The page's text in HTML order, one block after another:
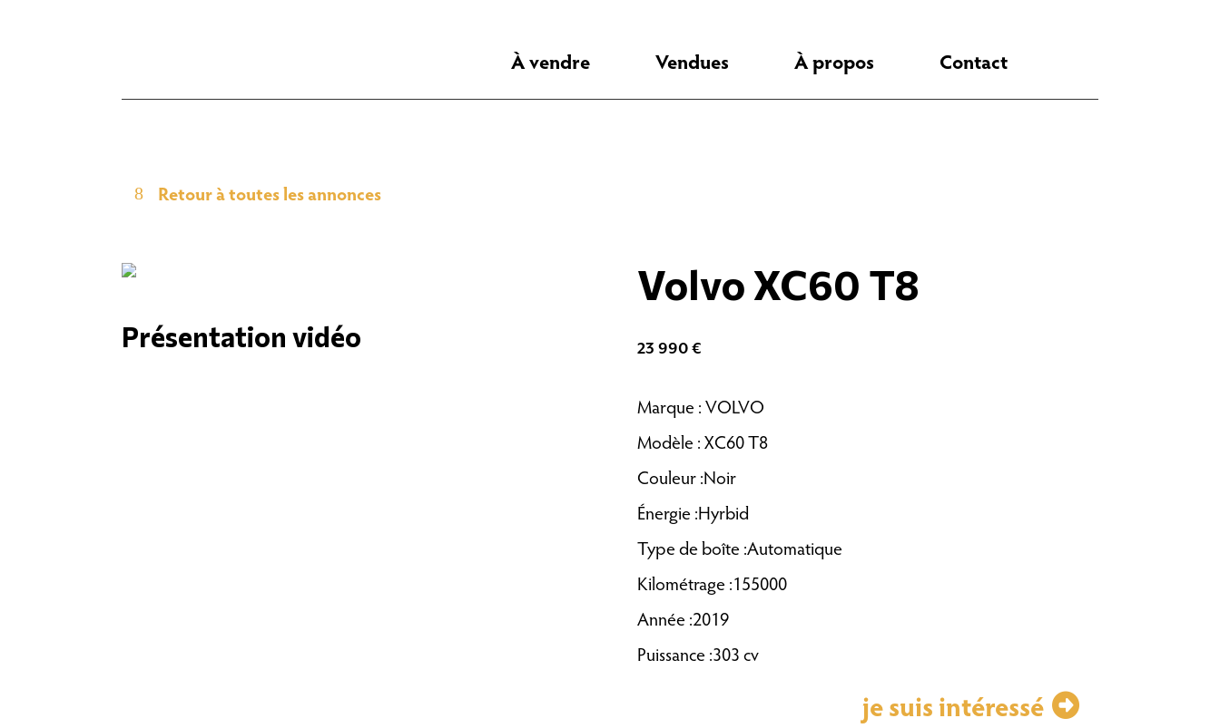
À vendre Vendues À propos Contact
Retour à toutes les annonces
Présentation vidéo
Volvo XC60 T8
23 990 €
Marque : VOLVO
Modèle : XC60 T8
Couleur :Noir
Énergie :Hyrbid
Type de boîte :Automatique
Kilométrage :155000
Année :2019
Puissance :303 cv
je suis intéressé